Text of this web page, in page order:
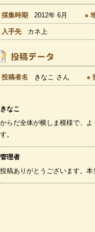
採集時期 2012年 6月
入手先 カネ上
投稿者名 きなこ さん
きなこ
からだ全体が横しま模様で、
す。
管理者
投稿ありがとうございます。本